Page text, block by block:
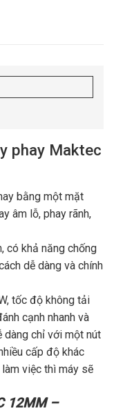
phay Maktec
bằng một mặt
âm lỗ, phay rãnh,
có khả năng chống
dễ dàng và chính
tốc độ không tải
cạnh nhanh và
dàng chỉ với một nút
cấp độ khác
việc thì máy sẽ
12MM –